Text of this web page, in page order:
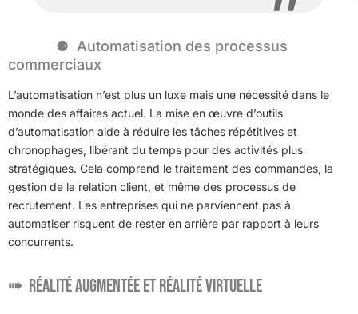
Automatisation des processus
commerciaux
L’automatisation n’est plus un luxe mais une nécessité dans le
monde des affaires actuel. La mise en œuvre d’outils
d’automatisation aide à réduire les tâches répétitives et
chronophages, libérant du temps pour des activités plus
stratégiques. Cela comprend le traitement des commandes, la
gestion de la relation client, et même des processus de
recrutement. Les entreprises qui ne parviennent pas à
automatiser risquent de rester en arrière par rapport à leurs
concurrents.
Réalité augmentée et réalité virtuelle